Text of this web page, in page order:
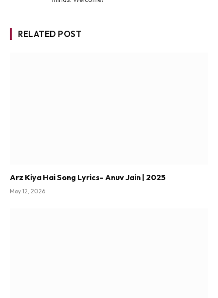
RELATED POST
Arz Kiya Hai Song Lyrics- Anuv Jain | 2025
May 12, 2026